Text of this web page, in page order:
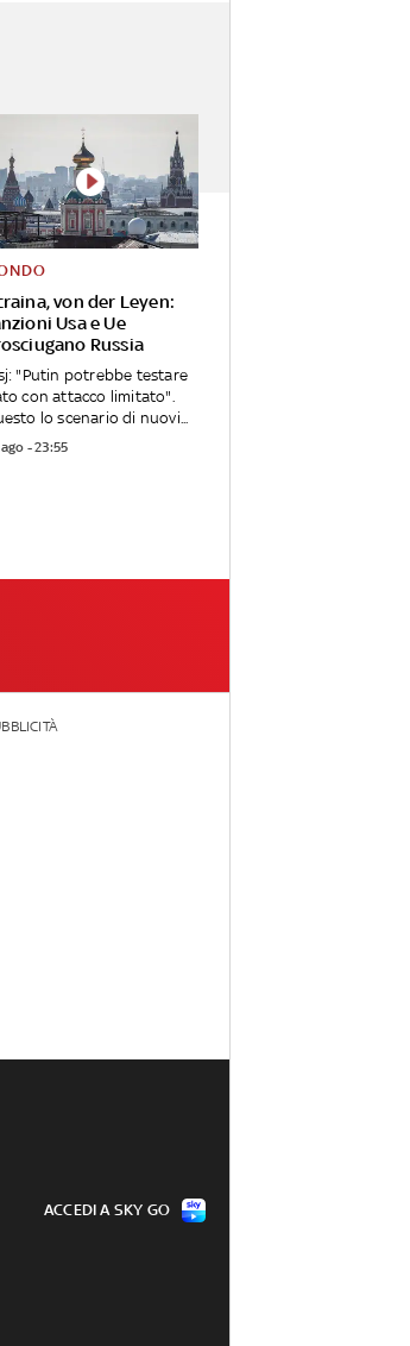
von der Leyen:
Usa e Ue
Russia
"Putin potrebbe testare
con attacco limitato".
lo scenario di nuovi...
- 23:55
ACCEDI A SKY GO